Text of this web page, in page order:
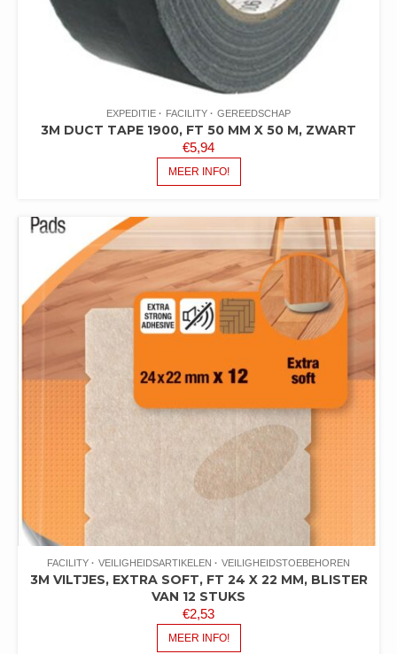
EXPEDITIE FACILITY GEREEDSCHAP
3M DUCT TAPE 1900, FT 50 MM X 50 M, ZWART
€5,94
MEER INFO!
FACILITY VEILIGHEIDSARTIKELEN VEILIGHEIDSTOEBEHOREN
3M VILTJES, EXTRA SOFT, FT 24 X 22 MM, BLISTER
VAN 12 STUKS
€2,53
MEER INFO!